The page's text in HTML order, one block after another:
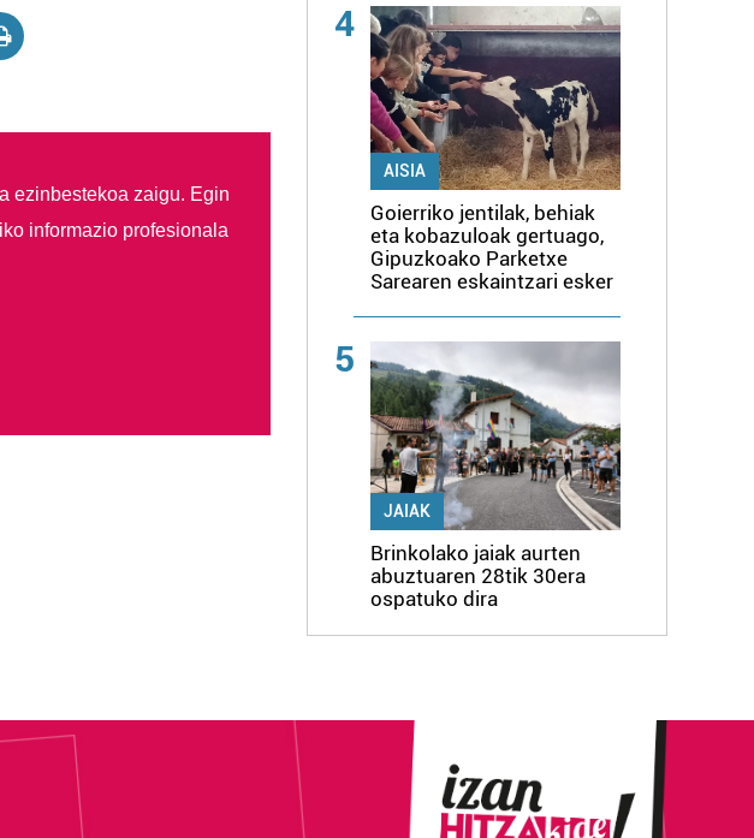
ezinbestekoa zaigu. Egin
informazio profesionala
4
AISIA
Goierriko jentilak, behiak
eta kobazuloak gertuago,
Gipuzkoako Parketxe
Sarearen eskaintzari esker
5
JAIAK
Brinkolako jaiak aurten
abuztuaren 28tik 30era
ospatuko dira